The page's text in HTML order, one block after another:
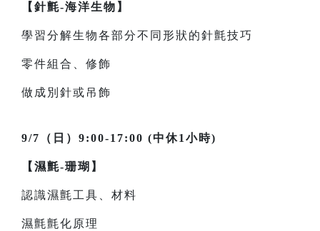
【針氈-海洋生物】
學習分解生物各部分不同形狀的針氈技巧
零件組合、修飾
做成別針或吊飾
9/7（日）9:00-17:00 (中休1小時)
【濕氈-珊瑚】
認識濕氈工具、材料
濕氈氈化原理